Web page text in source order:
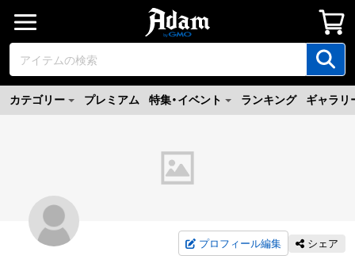
カテゴリー プレミアム 特集・イベント ランキング ギャラリ
プロフィール編集 シェア